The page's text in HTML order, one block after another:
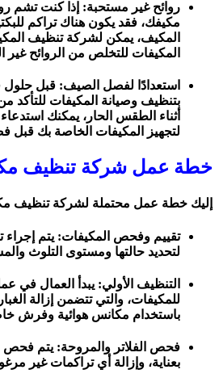
روائح غير مستحبة: إذا كنت تشم
مكيفك، فقد يكون هناك تراكم
المكيف، يمكن لشركة تنظيف
المكيفات للتخلص من الروائح غير
استعدادًا لفصل الصيف: قبل
بتنظيف وصيانة المكيفات للتأكد
أثناء الطقس الحار، يمكنك
لتجهيز المكيفات الخاصة بك
خطة عمل شركة تنظيف
إليك خطة عمل محتملة لشركة تنظيف
تقييم وفحص المكيفات: يتم إجراء
لتحديد حالتها ومستوى التلوث
التنظيف الأولي: يبدأ العمال في
للمكيفات، والتي تتضمن إزالة
باستخدام مكانس هوائية وفرش
فحص الفلاتر والمروحة: يتم فحص
بعناية، وإزالة أي تراكمات غير